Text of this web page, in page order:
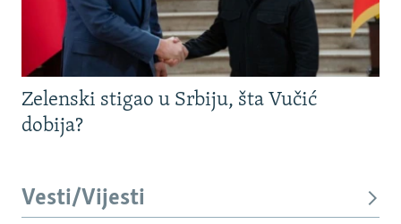
Zelenski stigao u Srbiju, šta Vučić
dobija?
Vesti/Vijesti